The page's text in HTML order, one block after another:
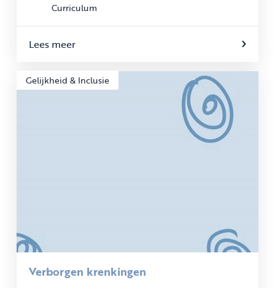
Curriculum
Lees meer
Gelijkheid & Inclusie
Verborgen krenkingen